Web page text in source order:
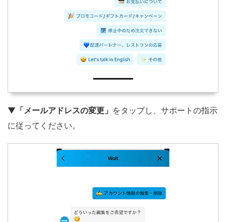
▼ 「メールアドレスの変更」 をタップし、サポートの指示
に従ってください。